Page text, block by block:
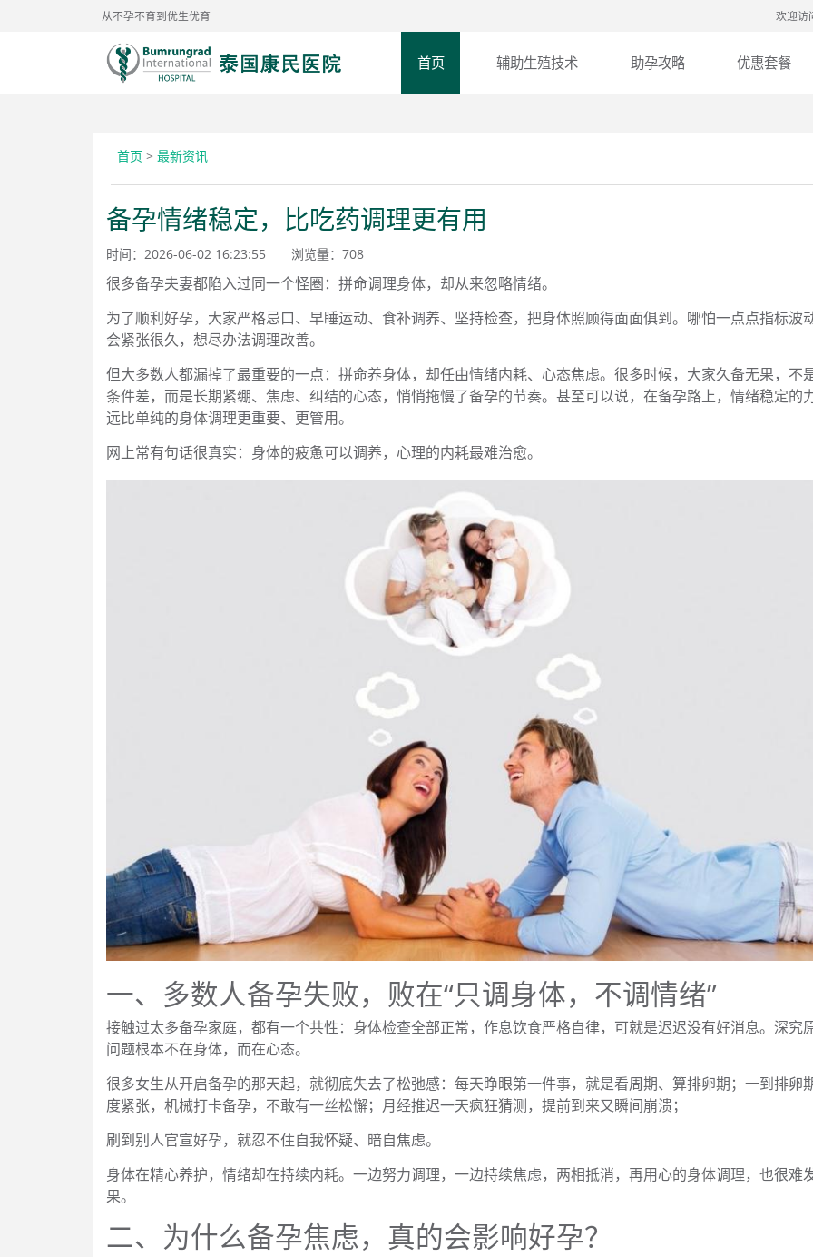
从不孕不育到优生优育 欢迎访
首页 辅助生殖技术 助孕攻略 优惠套餐
首页 > 最新资讯
备孕情绪稳定，比吃药调理更有用
时间：2026-06-02 16:23:55 浏览量： 708
很多备孕夫妻都陷入过同一个怪圈：拼命调理身体，却从来忽略情绪。
为了顺利好孕，大家严格忌口、早睡运动、食补调养、坚持检查，把身体照顾得面面俱到。哪怕一点点指标波
会紧张很久，想尽办法调理改善。
但大多数人都漏掉了最重要的一点：拼命养身体，却任由情绪内耗、心态焦虑。很多时候，大家久备无果，不
条件差，而是长期紧绷、焦虑、纠结的心态，悄悄拖慢了备孕的节奏。甚至可以说，在备孕路上，情绪稳定的力
远比单纯的身体调理更重要、更管用。
网上常有句话很真实：身体的疲惫可以调养，心理的内耗最难治愈。
一、多数人备孕失败，败在“只调身体，不调情绪”
接触过太多备孕家庭，都有一个共性：身体检查全部正常，作息饮食严格自律，可就是迟迟没有好消息。深究原
问题根本不在身体，而在心态。
很多女生从开启备孕的那天起，就彻底失去了松弛感：每天睁眼第一件事，就是看周期、算排卵期；一到排卵
度紧张，机械打卡备孕，不敢有一丝松懈；月经推迟一天疯狂猜测，提前到来又瞬间崩溃；
刷到别人官宣好孕，就忍不住自我怀疑、暗自焦虑。
身体在精心养护，情绪却在持续内耗。一边努力调理，一边持续焦虑，两相抵消，再用心的身体调理，也很难
果。
二、为什么备孕焦虑，真的会影响好孕？